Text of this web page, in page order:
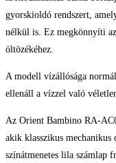
gyorskioldó rendszert,
nélkül is. Ez megkönnyíti
öltözékéhez.
A modell vízállósága
ellenáll a vízzel való
Az Orient Bambino RA-
akik klasszikus
színátmenetes lila számlap